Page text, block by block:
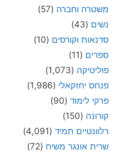
משטרה וחברה (57)
נשים (43)
סדנאות וקורסים (10)
ספרים (11)
פוליטיקה (1,073)
פנחס יחזקאלי (1,986)
פרקי לימוד (90)
קורונה (150)
רלוונטיים תמיד (4,091)
שרית אונגר משיח (72)